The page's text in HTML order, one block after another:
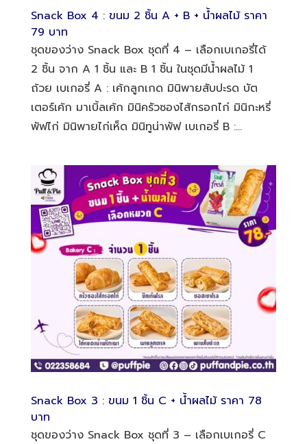
Snack Box 4 : ขนม 2 ชิ้น A + B + น้ำผลไม้ ราคา
79 บาท
ชุดของว่าง Snack Box ชุดที่ 4 – เลือกเบเกอรี่ได้
2 ชิ้น จาก A 1 ชิ้น และ B 1 ชิ้น ในชุดมีน้ำผลไม้ 1
ถ้วย เบเกอรี่ A : เค้กลูกเกด มินิพายสับปะรด บัต
เตอร์เค้ก มาเบิ้ลเค้ก มินิครัวซองไส้กรอกไก่ มินิกะหรี่
พัฟไก่ มินิพายไก่เห็ด มินิทูน่าพัฟ เบเกอรี่ B :...
Snack Box 3 : ขนม 1 ชิ้น C + น้ำผลไม้ ราคา 78
บาท
ชุดของว่าง Snack Box ชุดที่ 3 – เลือกเบเกอรี่ C